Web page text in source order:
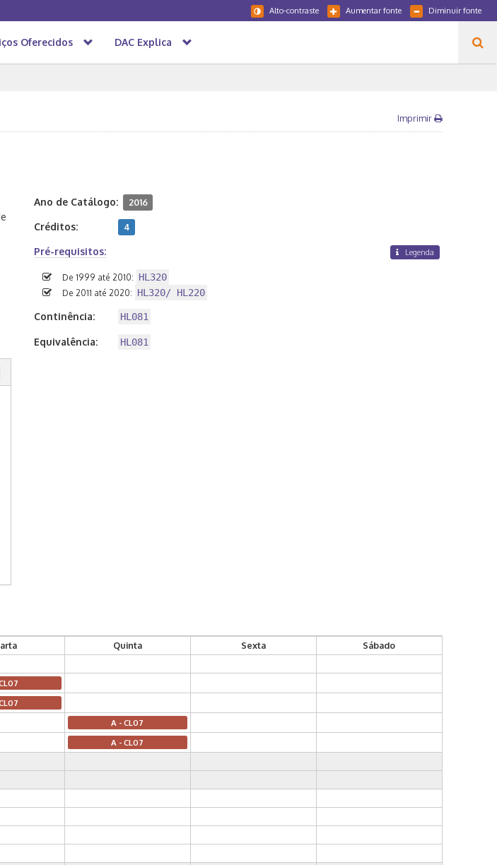
Diminuir fonte
Aumentar fonte
Alto-contraste
Oferecidos DAC Explica
Imprimir
Ano de Catálogo: 2016
Créditos: 4
Pré-requisitos: Legenda
De 1999 até 2010: HL320
De 2011 até 2020: HL320/ HL220
Continência: HL081
Equivalência: HL081
Quinta Sexta
Sábado
A - CL07
A - CL07